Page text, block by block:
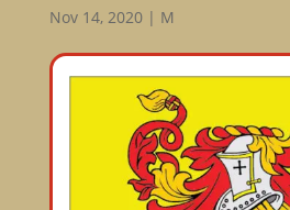
Nov 14, 2020| M